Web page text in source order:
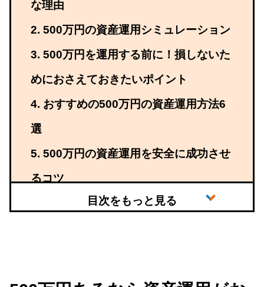
な理由
500万円の資産運用シミュレーション
500万円を運用する前に！損しないた
めにおさえておきたいポイント
おすすめの500万円の資産運用方法6
選
500万円の資産運用を安全に成功させ
るコツ